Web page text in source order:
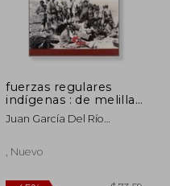
fuerzas regulares
indígenas : de melilla
a tetuán, 1911-1914 :
tiempos de ilusión y
Juan García Del Río
, Nuevo